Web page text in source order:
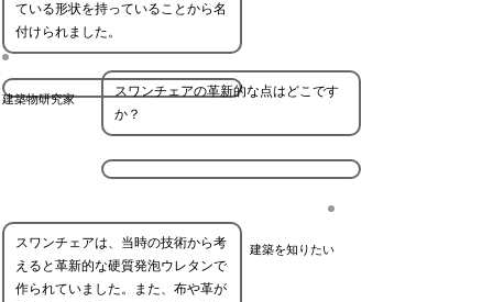
ている形状を持っていることから名
付けられました。
建築物研究家
スワンチェアの革新的な点はどこです
か？
建築を知りたい
スワンチェアは、当時の技術から考
えると革新的な硬質発泡ウレタンで
作られていました。また、布や革が